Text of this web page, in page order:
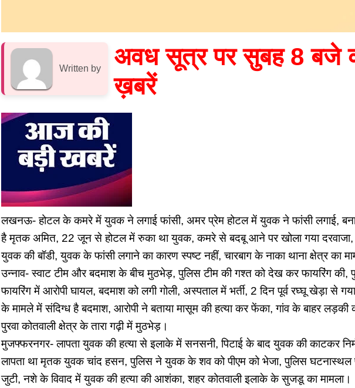
Written by
अवध सूत्र पर सुबह 8 बजे
ख़बरें
लखनऊ- होटल के कमरे में युवक ने लगाई फांसी, अमर प्रेम होटल में युवक ने फांसी लगाई,
है मृतक अमित, 22 जून से होटल में रुका था युवक, कमरे से बदबू आने पर खोला गया
युवक की बॉडी, युवक के फांसी लगाने का कारण स्पष्ट नहीं, चारबाग के नाका थाना क्षेत्र का
उन्नाव- स्वाट टीम और बदमाश के बीच मुठभेड़, पुलिस टीम की गश्त को देख कर फायरिंग की,
फायरिंग में आरोपी घायल, बदमाश को लगी गोली, अस्पताल में भर्ती, 2 दिन पूर्व रघ्घू खेड़ा से
के मामले में संदिग्ध है बदमाश, आरोपी ने बताया मासूम की हत्या कर फेंका, गांव के बाहर लड़की
पुरवा कोतवाली क्षेत्र के तारा गढ़ी में मुठभेड़।
मुजफ्फरनगर- लापता युवक की हत्या से इलाके में सनसनी, पिटाई के बाद युवक की काटकर
लापता था मृतक युवक चांद हसन, पुलिस ने युवक के शव को पीएम को भेजा, पुलिस घटनास्थल
जुटी, नशे के विवाद में युवक की हत्या की आशंका, शहर कोतवाली इलाके के सुजडू का मामला।